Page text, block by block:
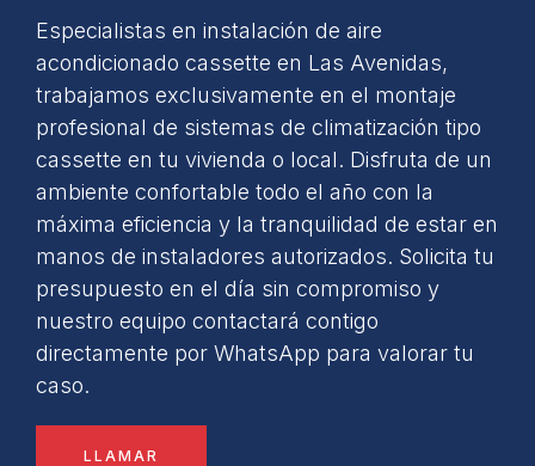
Especialistas en instalación de aire
acondicionado cassette en Las Avenidas,
trabajamos exclusivamente en el montaje
profesional de sistemas de climatización tipo
cassette en tu vivienda o local. Disfruta de un
ambiente confortable todo el año con la
máxima eficiencia y la tranquilidad de estar en
manos de instaladores autorizados. Solicita tu
presupuesto en el día sin compromiso y
nuestro equipo contactará contigo
directamente por WhatsApp para valorar tu
caso.
LLAMAR